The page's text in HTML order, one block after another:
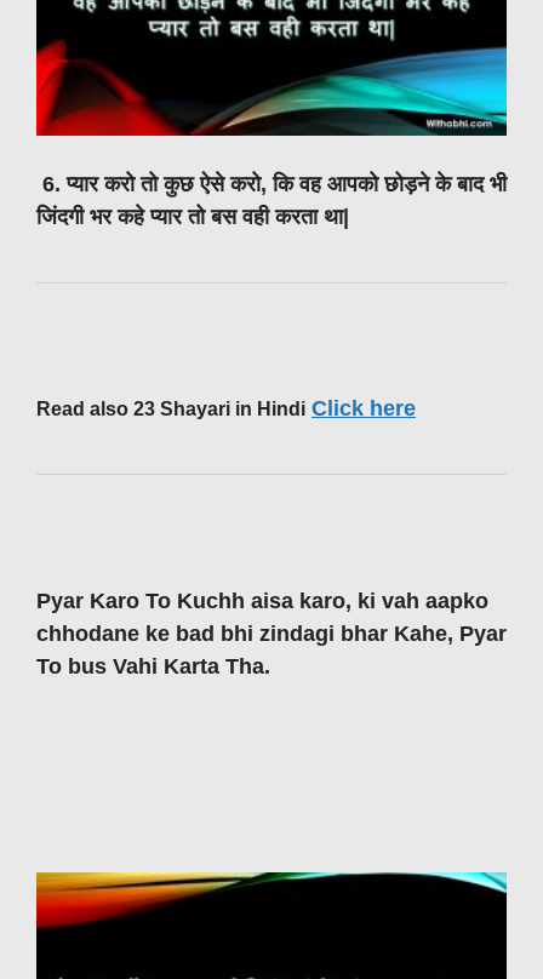
6. प्यार करो तो कुछ ऐसे करो, कि वह आपको छोड़ने के बाद भी
जिंदगी भर कहे प्यार तो बस वही करता था|
Read also 23 Shayari in Hindi Click here
Pyar Karo To Kuchh aisa karo, ki vah aapko
chhodane ke bad bhi zindagi bhar Kahe, Pyar
To bus Vahi Karta Tha.